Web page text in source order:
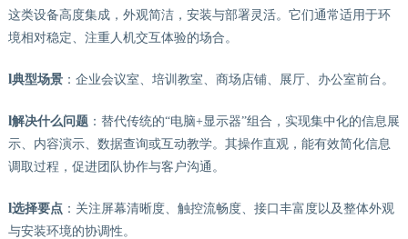
这类设备高度集成，外观简洁，安装与部署灵活。它们通常适用于环
境相对稳定、注重人机交互体验的场合。
l典型场景：企业会议室、培训教室、商场店铺、展厅、办公室前台。
l解决什么问题：替代传统的“电脑+显示器”组合，实现集中化的信息展
示、内容演示、数据查询或互动教学。其操作直观，能有效简化信息
调取过程，促进团队协作与客户沟通。
l选择要点：关注屏幕清晰度、触控流畅度、接口丰富度以及整体外观
与安装环境的协调性。